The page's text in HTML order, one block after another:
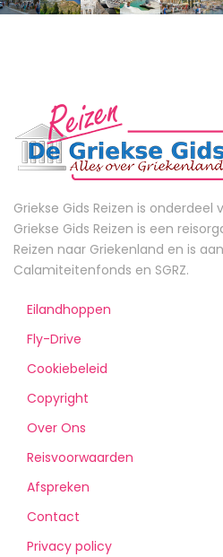
Griekse Gids Reizen is onderdeel
Griekse Gids Reizen is een
Reizen naar Griekenland en is
Calamiteitenfonds en SGRZ.
Eilandhoppen
Fly-Drive
Cookiebeleid
Copyright
Over Ons
Reisvoorwaarden
Afspreken
Contact
Privacy policy